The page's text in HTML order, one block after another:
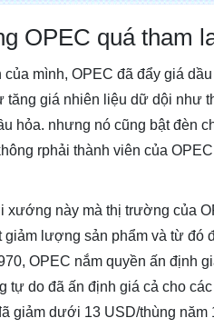
OPEC quá tham
mình, OPEC đã đẩy giá
tăng giá nhiên liệu dữ dội như
hỏa. nhưng nó cũng bật đèn
rphải thành viên của
này mà thị trường của
giảm lượng sản phẩm và từ đó
OPEC nắm quyền ấn định
tự do đã ấn định giá cả cho
giảm dưới 13 USD/thùng